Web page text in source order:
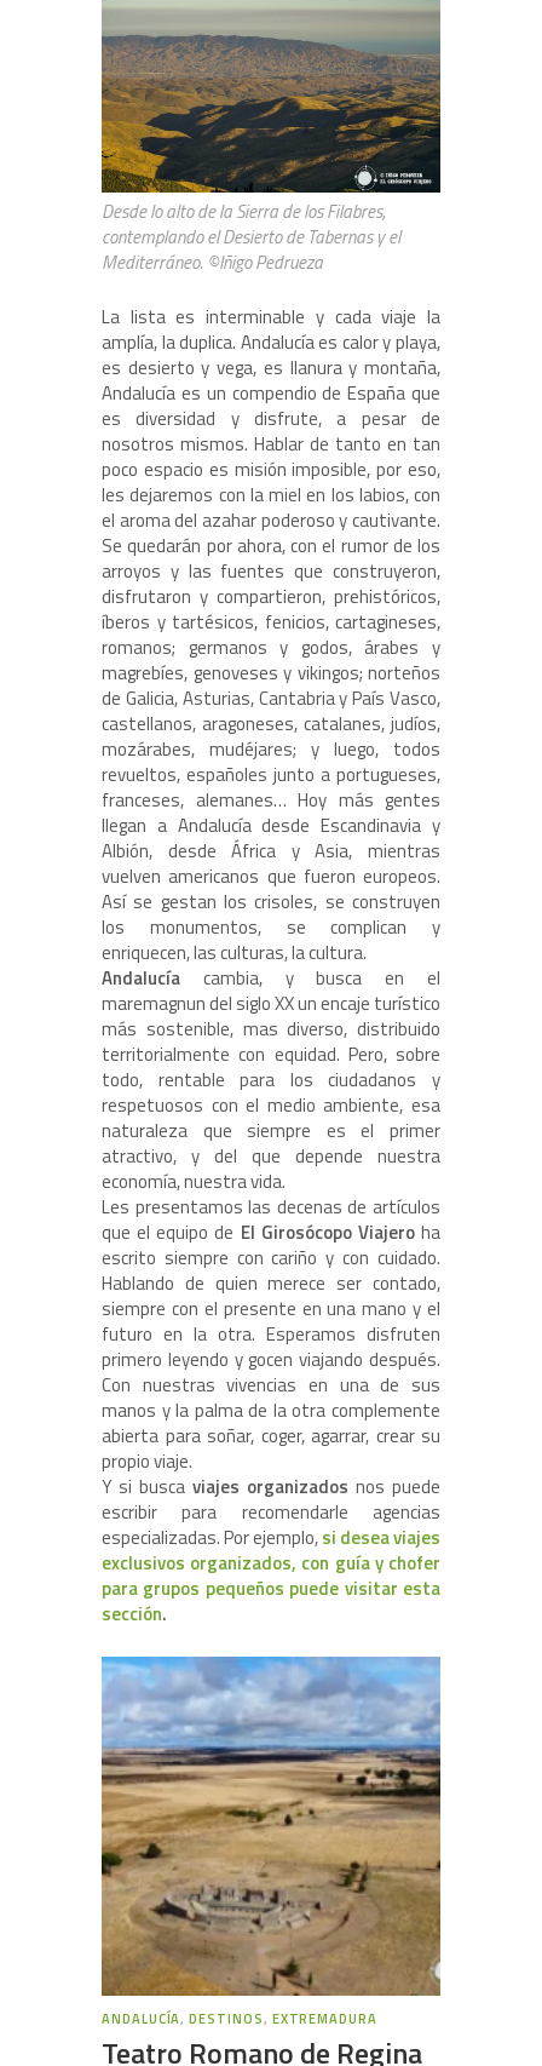
Desde lo alto de la Sierra de los Filabres,
contemplando el Desierto de Tabernas y el
Mediterráneo. ©Iñigo Pedrueza
La lista es interminable y cada viaje la
amplía, la duplica. Andalucía es calor y playa,
es desierto y vega, es llanura y montaña,
Andalucía es un compendio de España que
es diversidad y disfrute, a pesar de
nosotros mismos. Hablar de tanto en tan
poco espacio es misión imposible, por eso,
les dejaremos con la miel en los labios, con
el aroma del azahar poderoso y cautivante.
Se quedarán por ahora, con el rumor de los
arroyos y las fuentes que construyeron,
disfrutaron y compartieron, prehistóricos,
íberos y tartésicos, fenicios, cartagineses,
romanos; germanos y godos, árabes y
magrebíes, genoveses y vikingos; norteños
de Galicia, Asturias, Cantabria y País Vasco,
castellanos, aragoneses, catalanes, judíos,
mozárabes, mudéjares; y luego, todos
revueltos, españoles junto a portugueses,
franceses, alemanes… Hoy más gentes
llegan a Andalucía desde Escandinavia y
Albión, desde África y Asia, mientras
vuelven americanos que fueron europeos.
Así se gestan los crisoles, se construyen
los monumentos, se complican y
enriquecen, las culturas, la cultura.
Andalucía cambia, y busca en el
maremagnun del siglo XX un encaje turístico
más sostenible, mas diverso, distribuido
territorialmente con equidad. Pero, sobre
todo, rentable para los ciudadanos y
respetuosos con el medio ambiente, esa
naturaleza que siempre es el primer
atractivo, y del que depende nuestra
economía, nuestra vida.
Les presentamos las decenas de artículos
que el equipo de El Girosócopo Viajeroha
escrito siempre con cariño y con cuidado.
Hablando de quien merece ser contado,
siempre con el presente en una mano y el
futuro en la otra. Esperamos disfruten
primero leyendo y gocen viajando después.
Con nuestras vivencias en una de sus
manos y la palma de la otra complemente
abierta para soñar, coger, agarrar, crear su
propio viaje.
Y si busca viajes organizados nos puede
escribir para recomendarle agencias
especializadas. Por ejemplo,si desea viajes
exclusivos organizados, con guía y chofer
para grupos pequeños puede visitar esta
sección.
ANDALUCÍA,DESTINOS, EXTREMADURA
Teatro Romano de Regina